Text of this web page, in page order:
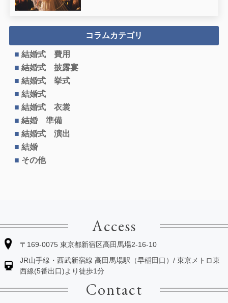
コラムカテゴリ
結婚式 費用
結婚式 披露宴
結婚式 挙式
結婚式
結婚式 衣裳
結婚 準備
結婚式 演出
結婚
その他
Access
〒169-0075 東京都新宿区高田馬場2-16-10
JR山手線・西武新宿線 高田馬場駅（早稲田口）/ 東京メトロ東
西線(5番出口)より徒歩1分
Contact